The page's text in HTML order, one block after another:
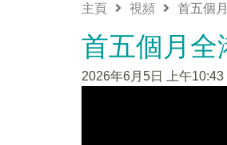
主頁 視頻 首五個
首五個月全
2026年6月5日 上午10:43